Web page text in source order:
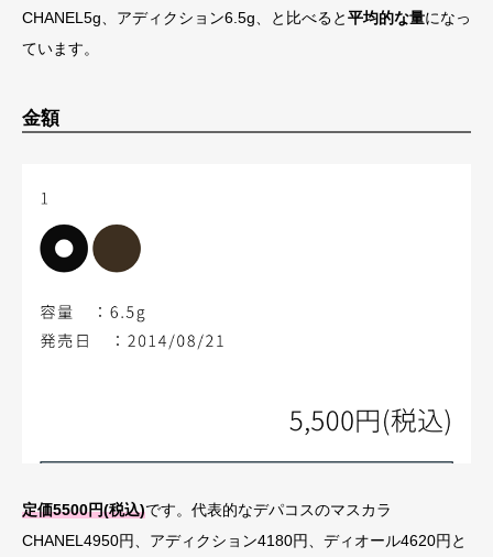
CHANEL5g、アディクション6.5g、と比べると平均的な量になっ
ています。
金額
定価5500円(税込)です。代表的なデパコスのマスカラ
CHANEL4950円、アディクション4180円、ディオール4620円と